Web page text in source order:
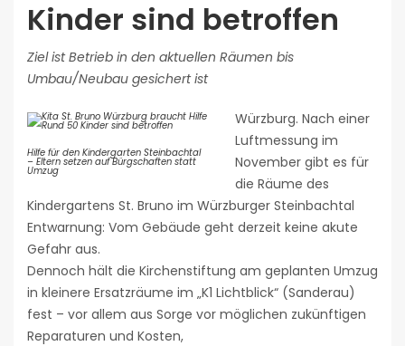
Kinder sind betroffen
Ziel ist Betrieb in den aktuellen Räumen bis
Umbau/Neubau gesichert ist
Hilfe für den Kindergarten Steinbachtal
– Eltern setzen auf Bürgschaften statt
Umzug
Würzburg. Nach einer
Luftmessung im
November gibt es für
die Räume des
Kindergartens St. Bruno im Würzburger Steinbachtal
Entwarnung: Vom Gebäude geht derzeit keine akute
Gefahr aus.
Dennoch hält die Kirchenstiftung am geplanten Umzug
in kleinere Ersatzräume im „K1 Lichtblick“ (Sanderau)
fest – vor allem aus Sorge vor möglichen zukünftigen
Reparaturen und Kosten,